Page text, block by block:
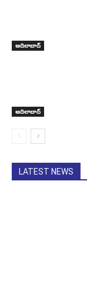
ఆదిలాబాద్
ఆదిలాబాద్
LATEST NEWS